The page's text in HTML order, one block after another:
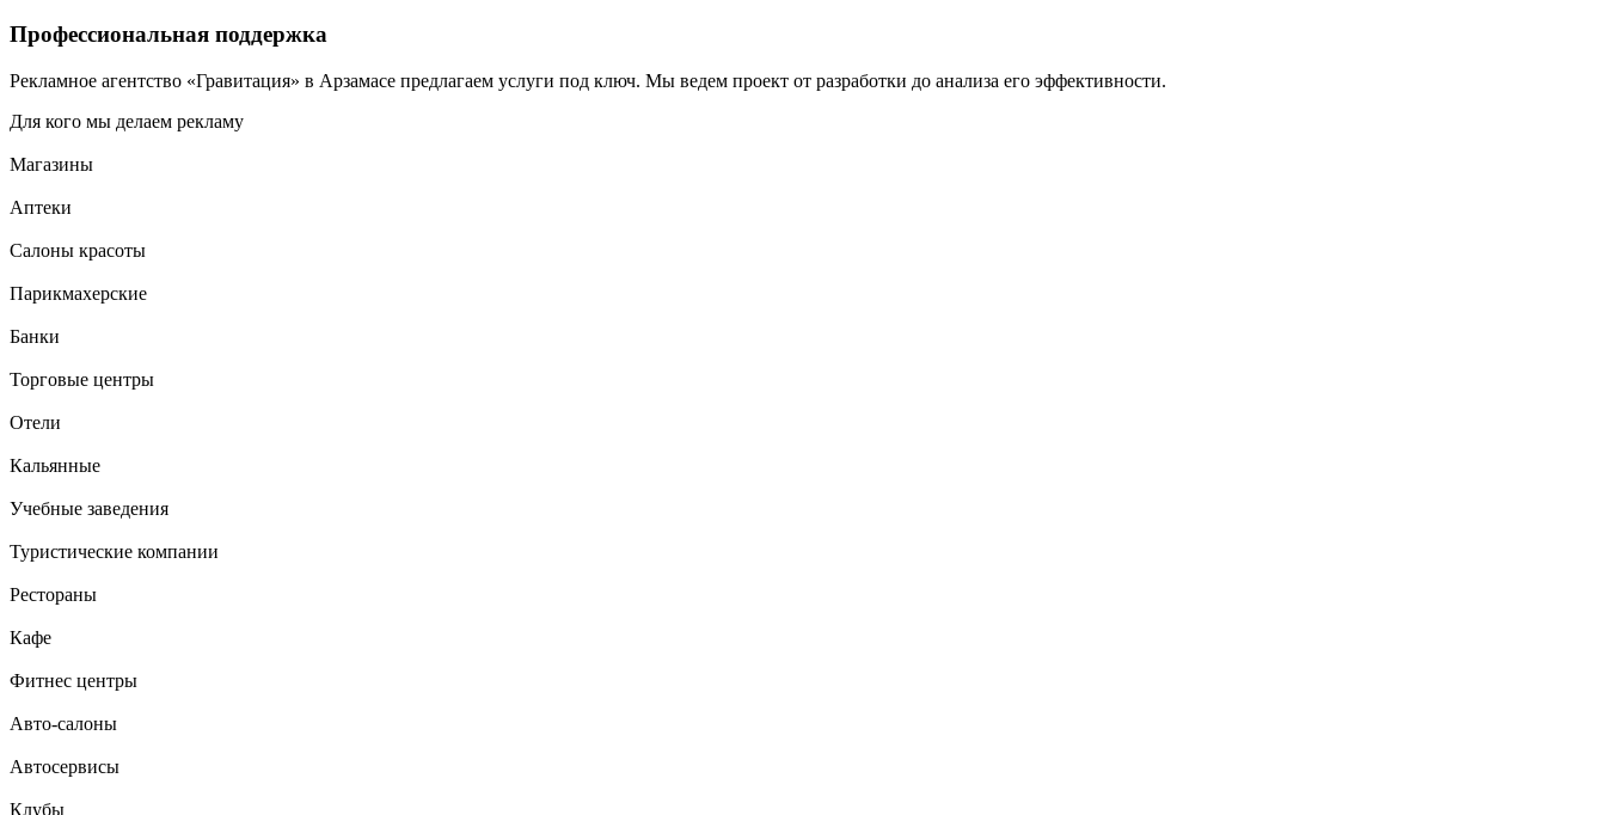
Профессиональная поддержка
Рекламное агентство «Гравитация» в Арзамасе предлагаем услуги под ключ. Мы ведем проект от разработки до анализа его эффективности.
Для кого мы делаем рекламу
Магазины
Аптеки
Салоны красоты
Парикмахерские
Банки
Торговые центры
Отели
Кальянные
Учебные заведения
Туристические компании
Рестораны
Кафе
Фитнес центры
Авто-салоны
Автосервисы
Клубы